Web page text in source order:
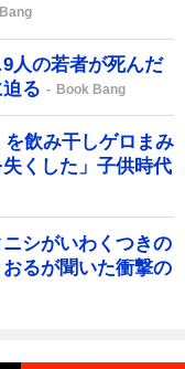
人の若者が死んだ
る
Book Bang
飲み干しゲロまみ
くした」子供時代
シがいわくつきの
るが聞いた衝撃の